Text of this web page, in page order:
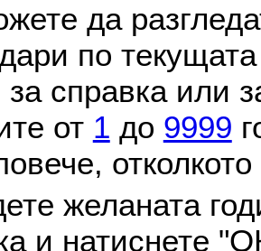
да
по
за справка или
от 1 до 9999
желаната
и натиснете